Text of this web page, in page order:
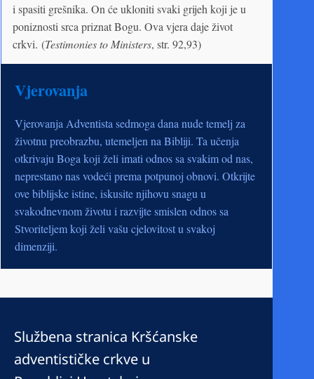
i spasiti grešnika. On će ukloniti svaki grijeh koji je u
poniznosti srca priznat Bogu. Ova vjera daje život
crkvi. (Testimonies to Ministers, str. 92,93)
Vjerovanja
Vjerovanja Adventista sedmoga dana nude temelj za
životnu preobrazbu, utemeljen na Bibliji. Ta učenja
otkrivaju Boga koji želi imati odnos sa svakim od nas,
neprestano nas vodeći prema potpunoj obnovi. Otkrijte
ove biblijske istine, iskusite njihovu snagu u
svakodnevnom životu i razvijte smislen odnos sa
Stvoriteljem koji želi vašu cjelovitost u svakoj
dimenziji.
Službena stranica Kršćanske
adventističke crkve u